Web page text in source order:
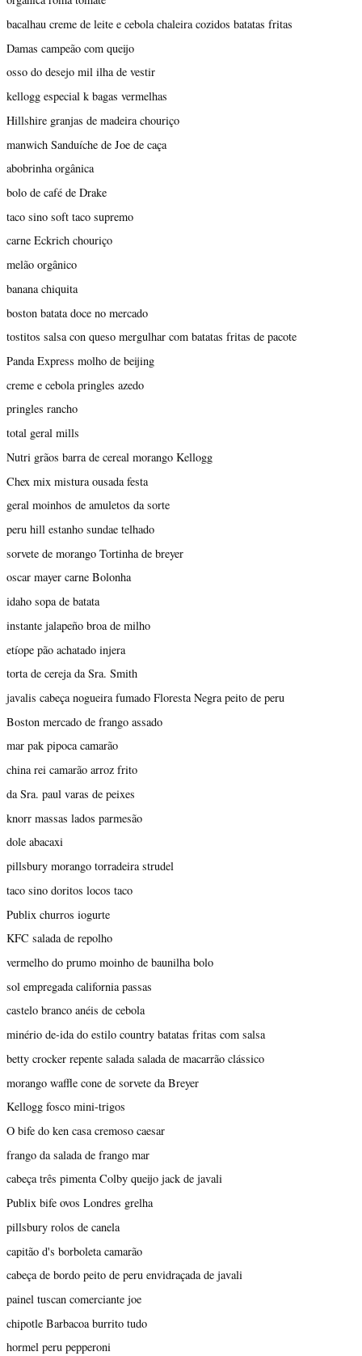
bacalhau creme de leite e cebola chaleira cozidos batatas fritas
Damas campeão com queijo
osso do desejo mil ilha de vestir
kellogg especial k bagas vermelhas
Hillshire granjas de madeira chouriço
manwich Sanduíche de Joe de caça
abobrinha orgânica
bolo de café de Drake
taco sino soft taco supremo
carne Eckrich chouriço
melão orgânico
banana chiquita
boston batata doce no mercado
tostitos salsa con queso mergulhar com batatas fritas de pacote
Panda Express molho de beijing
creme e cebola pringles azedo
pringles rancho
total geral mills
Nutri grãos barra de cereal morango Kellogg
Chex mix mistura ousada festa
geral moinhos de amuletos da sorte
peru hill estanho sundae telhado
sorvete de morango Tortinha de breyer
oscar mayer carne Bolonha
idaho sopa de batata
instante jalapeño broa de milho
etíope pão achatado injera
torta de cereja da Sra. Smith
javalis cabeça nogueira fumado Floresta Negra peito de peru
Boston mercado de frango assado
mar pak pipoca camarão
china rei camarão arroz frito
da Sra. paul varas de peixes
knorr massas lados parmesão
dole abacaxi
pillsbury morango torradeira strudel
taco sino doritos locos taco
Publix churros iogurte
KFC salada de repolho
vermelho do prumo moinho de baunilha bolo
sol empregada california passas
castelo branco anéis de cebola
minério de-ida do estilo country batatas fritas com salsa
betty crocker repente salada salada de macarrão clássico
morango waffle cone de sorvete da Breyer
Kellogg fosco mini-trigos
O bife do ken casa cremoso caesar
frango da salada de frango mar
cabeça três pimenta Colby queijo jack de javali
Publix bife ovos Londres grelha
pillsbury rolos de canela
capitão d's borboleta camarão
cabeça de bordo peito de peru envidraçada de javali
painel tuscan comerciante joe
chipotle Barbacoa burrito tudo
hormel peru pepperoni